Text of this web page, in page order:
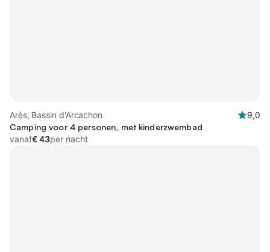
Arès, Bassin d'Arcachon
9,0
Camping voor 4 personen, met kinderzwembad
vanaf€ 43per nacht